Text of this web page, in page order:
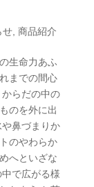
せ, 商品紹介
生命力あふ
までの間心
らだの中の
のを外に出
鼻づまりか
のやわらか
へといざな
で広がる様